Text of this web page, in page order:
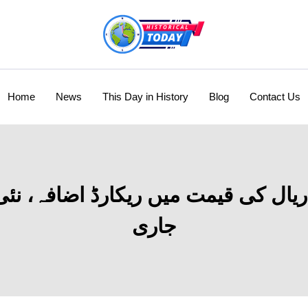
Home News This Day in History Blog Contact Us
ریال کی قیمت میں ریکارڈ اضافہ،
جاری